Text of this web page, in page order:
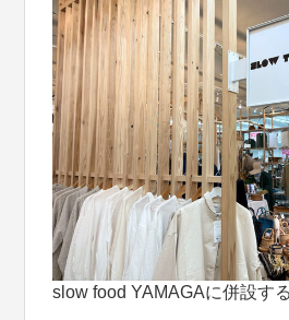
slow food YAMAGAに併設す